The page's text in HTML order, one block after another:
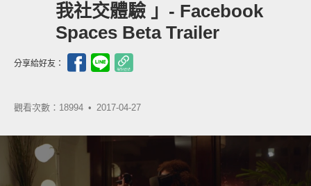
我社交體驗 」- Facebook
Spaces Beta Trailer
分享給好友：
觀看次數：18994 • 2017-04-27